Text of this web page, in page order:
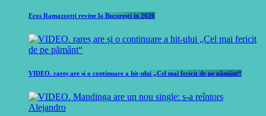
Eros Ramazzotti revine la București în 2026
VIDEO. rareș are și o continuare a hit-ului „Cel mai fericit de pe pământ“